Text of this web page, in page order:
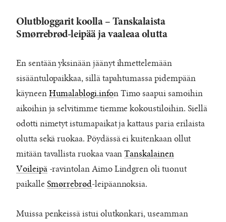
Olutbloggarit koolla – Tanskalaista
Smørrebrød-leipää ja vaaleaa olutta
En sentään yksinään jäänyt ihmettelemään
sisääntulopaikkaa, sillä tapahtumassa pidempään
käyneen Humalablogi.infon Timo saapui samoihin
aikoihin ja selvitimme tiemme kokoustiloihin. Siellä
odotti nimetyt istumapaikat ja kattaus paria erilaista
olutta sekä ruokaa. Pöydässä ei kuitenkaan ollut
mitään tavallista ruokaa vaanTanskalainen
Voileipä-ravintolan Aimo Lindgren oli tuonut
paikalle Smørrebrød-leipäannoksia.
Muissa penkeissä istui olutkonkari, useamman